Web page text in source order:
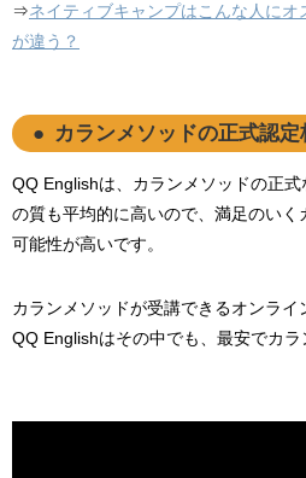
⇒ネイティブキャンプはこんな人にオ
が違う？
カランメソッドの正式認定
QQ Englishは、カランメソッドの正
の質も平均的に高いので、満足のいく
可能性が高いです。
カランメソッドが受講できるオンライ
QQ Englishはその中でも、最安でカラ